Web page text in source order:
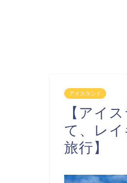
アイスランド
【アイ
て、レ
旅行】